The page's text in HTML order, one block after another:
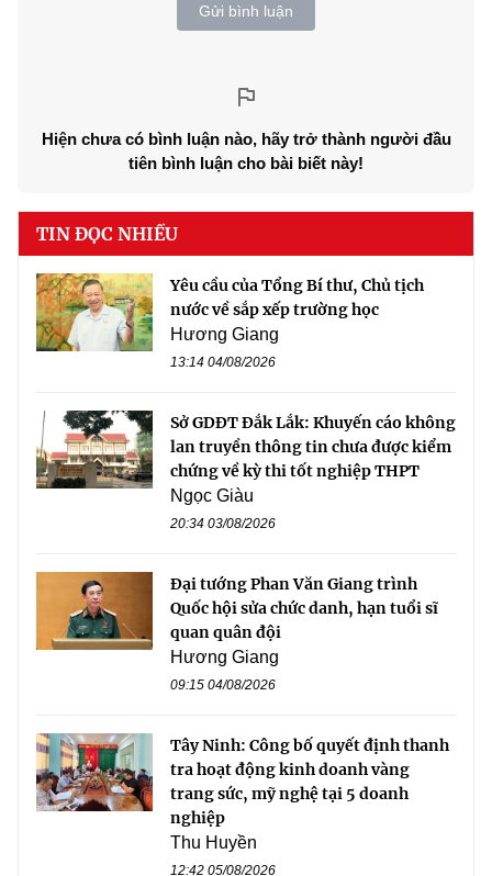
Gửi bình luận
Hiện chưa có bình luận nào, hãy trở thành người đầu
tiên bình luận cho bài biết này!
TIN ĐỌC NHIỀU
Yêu cầu của Tổng Bí thư, Chủ tịch
nước về sắp xếp trường học
Hương Giang
13:14 04/08/2026
Sở GDĐT Đắk Lắk: Khuyến cáo không
lan truyền thông tin chưa được kiểm
chứng về kỳ thi tốt nghiệp THPT
Ngọc Giàu
20:34 03/08/2026
Đại tướng Phan Văn Giang trình
Quốc hội sửa chức danh, hạn tuổi sĩ
quan quân đội
Hương Giang
09:15 04/08/2026
Tây Ninh: Công bố quyết định thanh
tra hoạt động kinh doanh vàng
trang sức, mỹ nghệ tại 5 doanh
nghiệp
Thu Huyền
12:42 05/08/2026